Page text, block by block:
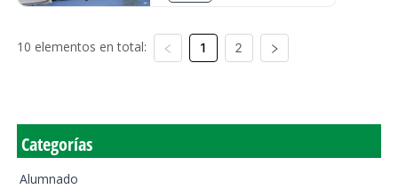
10 elementos en total: 1 2
Categorías
Alumnado